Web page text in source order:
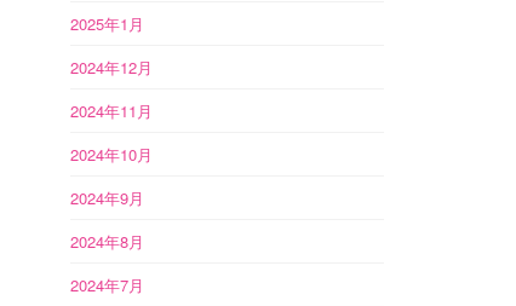
2025年1月
2024年12月
2024年11月
2024年10月
2024年9月
2024年8月
2024年7月